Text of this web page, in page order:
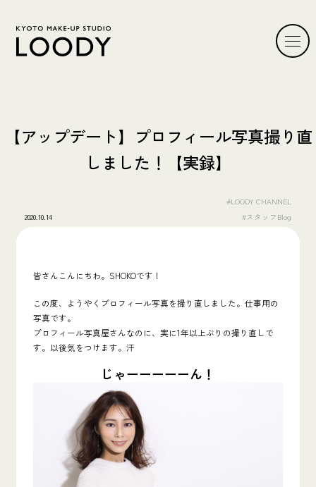
【アップデート】プロフィール写真撮り直
しました！【実録】
2020.10.14
#LOODY CHANNEL
#スタッフBlog
皆さんこんにちわ。SHOKOです！
この度、ようやくプロフィール写真を撮り直しました。仕事用の
写真です。
プロフィール写真屋さんなのに、実に1年以上ぶりの撮り直しで
す。以後気をつけます。汗
じゃーーーーーん！